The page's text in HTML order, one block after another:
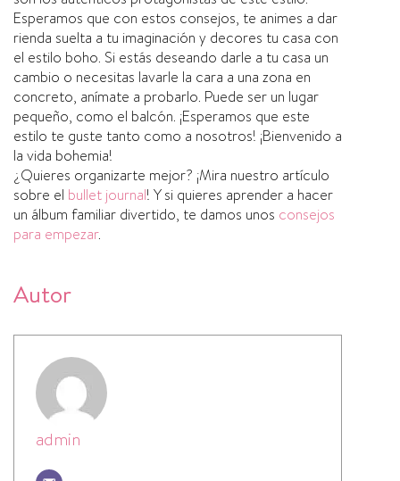
Esperamos que con estos consejos, te animes a dar
rienda suelta a tu imaginación y decores tu casa con
el estilo boho. Si estás deseando darle a tu casa un
cambio o necesitas lavarle la cara a una zona en
concreto, aní­mate a probarlo. Puede ser un lugar
pequeño, como el balcón. ¡Esperamos que este
estilo te guste tanto como a nosotros! ¡Bienvenido a
la vida bohemia!
¿Quieres organizarte mejor? ¡Mira nuestro artí­culo
sobre el bullet journal! Y si quieres aprender a hacer
un álbum familiar divertido, te damos unos consejos
para empezar.
Autor
admin